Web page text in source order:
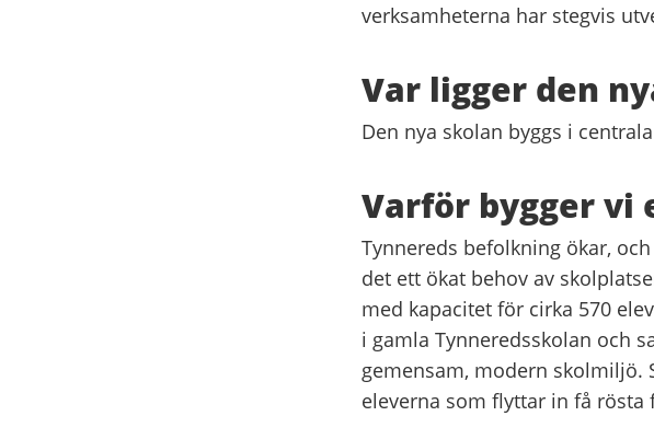
verksamheterna har stegvis
Var ligger den
Den nya skolan byggs i
Varför bygger vi
Tynnereds befolkning ökar,
det ett ökat behov av
med kapacitet för cirka 570
i gamla Tynneredsskolan och
gemensam, modern skolmiljö.
eleverna som flyttar in få rösta